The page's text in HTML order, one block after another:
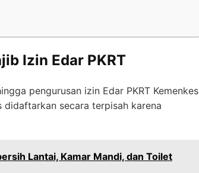
Izin Edar PKRT
pengurusan izin Edar PKRT Kemenkes
secara terpisah karena
Lantai, Kamar Mandi, dan Toilet